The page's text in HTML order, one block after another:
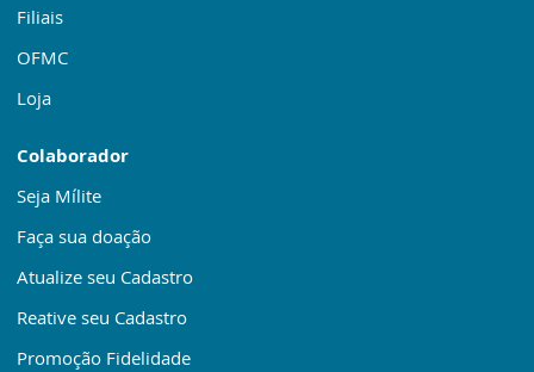
Filiais
OFMC
Loja
Colaborador
Seja Mílite
Faça sua doação
Atualize seu Cadastro
Reative seu Cadastro
Promoção Fidelidade